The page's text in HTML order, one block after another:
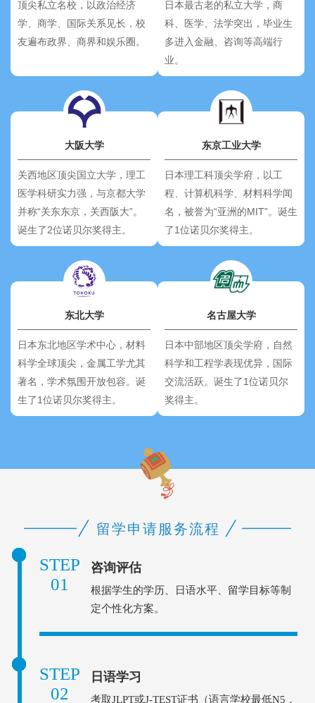
顶尖私立名校，以政治经济
学、商学、国际关系见长，校
友遍布政界、商界和娱乐圈。
日本最古老的私立大学，商
科、医学、法学突出，毕业生
多进入金融、咨询等高端行
业。
大阪大学
关西地区顶尖国立大学，理工
医学科研实力强，与京都大学
并称“关东东京，关西阪大”。
诞生了2位诺贝尔奖得主。
东京工业大学
日本理工科顶尖学府，以工
程、计算机科学、材料科学闻
名，被誉为“亚洲的MIT”。诞生
了1位诺贝尔奖得主。
东北大学
日本东北地区学术中心，材料
科学全球顶尖，金属工学尤其
著名，学术氛围开放包容。诞
生了1位诺贝尔奖得主。
名古屋大学
日本中部地区顶尖学府，自然
科学和工程学表现优异，国际
交流活跃。诞生了1位诺贝尔
奖得主。
STEP
01
咨询评估
根据学生的学历、日语水平、留学目标等制
定个性化方案。
STEP
02
日语学习
考取JLPT或J-TEST证书（语言学校最低N5，